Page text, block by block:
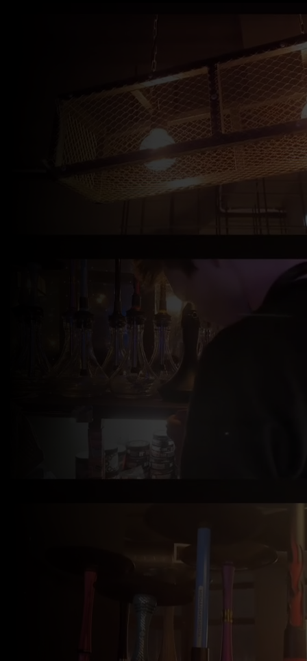
2ДЫМ- КАЛЬЯННАЯ БАР
ЭЛЕКТРОСТАЛЬ